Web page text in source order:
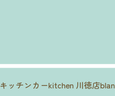
キッチンカーkitchen 川徳店